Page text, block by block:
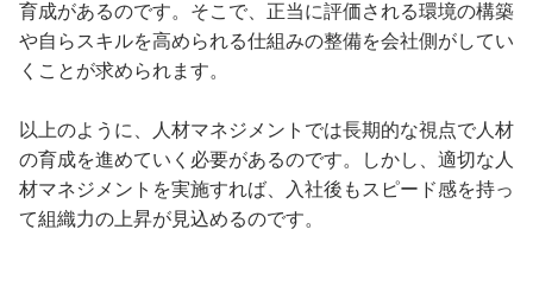
育成があるのです。そこで、正当に評価される環境の構築
や自らスキルを高められる仕組みの整備を会社側がしてい
くことが求められます。
以上のように、人材マネジメントでは長期的な視点で人材
の育成を進めていく必要があるのです。しかし、適切な人
材マネジメントを実施すれば、入社後もスピード感を持っ
て組織力の上昇が見込めるのです。